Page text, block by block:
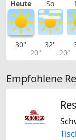
Heute So
30°
20°
32°
20°
Empfohlene